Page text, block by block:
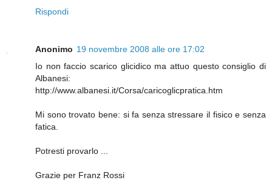
Rispondi
Anonimo 19 novembre 2008 alle ore 17:02
Io non faccio scarico glicidico ma attuo questo consiglio di
Albanesi:
http://www.albanesi.it/Corsa/caricoglicpratica.htm
Mi sono trovato bene: si fa senza stressare il fisico e senza
fatica.
Potresti provarlo ...
Grazie per Franz Rossi